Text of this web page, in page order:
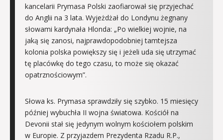
kancelarii Prymasa Polski zaofiarował się przyjechać
do Anglii na 3 lata. Wyjeżdżał do Londynu żegnany
słowami kardynała Hlonda: „Po wielkiej wojnie, na
jaką się zanosi, najprawdopodobniej tamtejsza
kolonia polska powiększy się i jeżeli uda się utrzymać
tę placówkę do tego czasu, to może się okazać
opatrznościowym”.
Słowa ks. Prymasa sprawdziły się szybko. 15 miesięcy
później wybuchła II wojna światowa. Kościół na
Devonii stał się jedynym wolnym kościołem polskim
w Europie. Z przyjazdem Prezydenta Rzadu R.P.,